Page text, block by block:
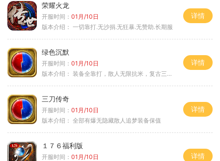
荣耀火龙
开服时间： 01月/10日
版本介绍： 一切靠打.无沙捐.无狂暴.无赞助.长期服
详情
绿色沉默
开服时间： 01月/10日
版本介绍： 装备全靠打，散人无限抗米，复古三天合区
详情
三刀传奇
开服时间： 01月/10日
版本介绍： 全部有爆无隐藏散人追梦装备保值
详情
１７６福利版
开服时间： 01月/10日
详情